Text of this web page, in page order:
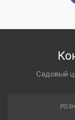
Садовый